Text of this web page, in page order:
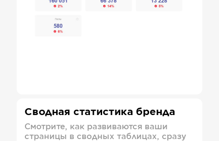
Сводная статистика бренда
Смотрите, как развиваются ваши
страницы в сводных таблицах, сразу